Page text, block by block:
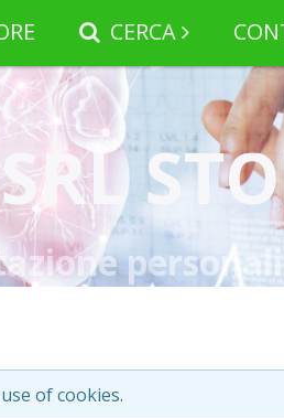
CERCA
of cookies.